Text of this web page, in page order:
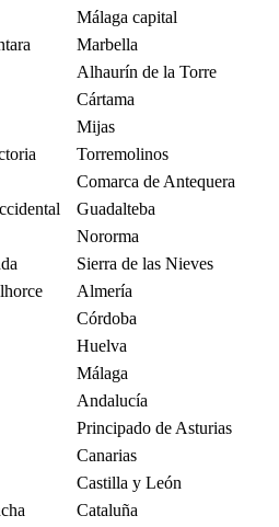
Málaga capital
Marbella
Alhaurín de la Torre
Cártama
Mijas
Torremolinos
Comarca de Antequera
Guadalteba
Nororma
Sierra de las Nieves
Almería
Córdoba
Huelva
Málaga
Andalucía
Principado de Asturias
Canarias
Castilla y León
Cataluña